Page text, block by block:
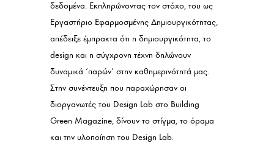
δεδομένα. Εκπληρώνοντας τον στόχο, του ως
Εργαστήριο Εφαρμοσμένης Δημιουργικότητας,
απέδειξε έμπρακτα ότι η δημιουργικότητα, το
design και η σύγχρονη τέχνη δηλώνουν
δυναμικά ‘παρών’ στην καθημερινότητά μας.
Στην συνέντευξη που παραχώρησαν οι
διοργανωτές του Design Lab στο Building
Green Magazine, δίνουν το στίγμα, το όραμα
και την υλοποίηση του Design Lab.